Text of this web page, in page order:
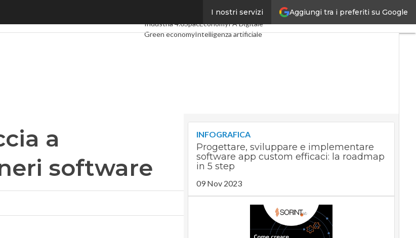
Aggiungi tra i preferiti su Google
I nostri servizi
Digital EconomyTelco
Industria 4.0SpacEconomyPA Digitale
Green economyIntelligenza artificiale
a
software
INFOGRAFICA
Progettare, sviluppare e implementare
software app custom efficaci: la roadmap
in 5 step
09 Nov 2023